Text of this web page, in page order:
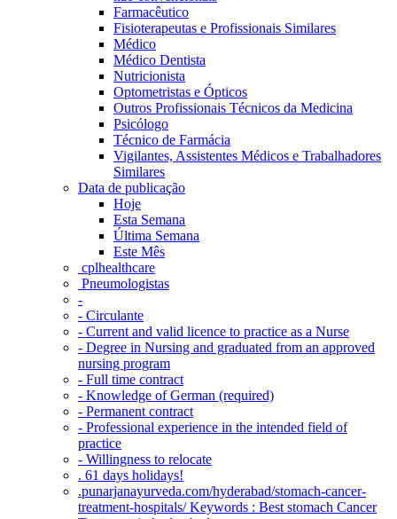
Farmacêutico
Fisioterapeutas e Profissionais Similares
Médico
Médico Dentista
Nutricionista
Optometristas e Ópticos
Outros Profissionais Técnicos da Medicina
Psicólogo
Técnico de Farmácia
Vigilantes, Assistentes Médicos e Trabalhadores
Similares
Data de publicação
Hoje
Esta Semana
Última Semana
Este Mês
‎ cplhealthcare‬
Pneumologistas
-
- Circulante
- Current and valid licence to practice as a Nurse
- Degree in Nursing and graduated from an approved
nursing program
- Full time contract
- Knowledge of German (required)
- Permanent contract
- Professional experience in the intended field of
practice
- Willingness to relocate
. 61 days holidays!
.punarjanayurveda.com/hyderabad/stomach-cancer-
treatment-hospitals/ Keywords : Best stomach Cancer